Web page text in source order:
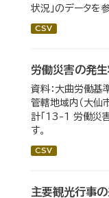
状況」のデータを
CSV
労働災害の発
資料：大曲労働基
管轄地域内（大仙
計「13-1 労働災
す。
CSV
主要観光行事